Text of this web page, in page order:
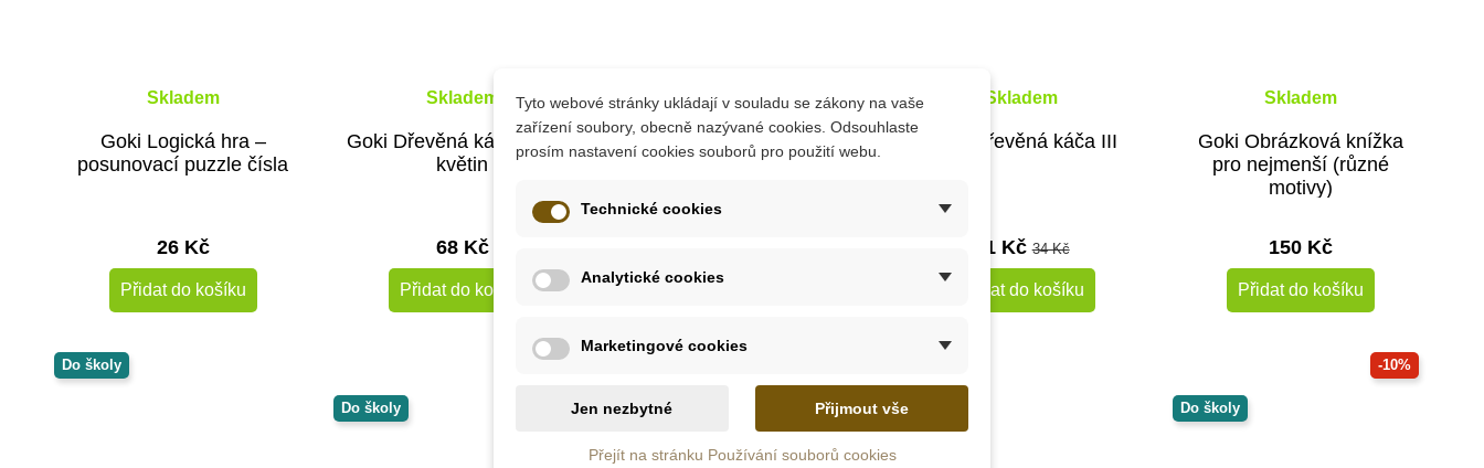
Skladem
Goki Logická hra –
posunovací puzzle čísla
26 Kč
Přidat do košíku
Skladem
Goki Dřevěná káča - lístky
květin
68 Kč
Přidat do košíku
Skladem
Goki Hmatová hra puzzle
Skladem
Goki Dřevěná káča III
31 Kč34 Kč
Přidat do košíku
Skladem
Goki Obrázková knížka
pro nejmenší (různé
motivy)
150 Kč
Přidat do košíku
Do školy -10%
Do školy
-10%
Do školy
Tyto webové stránky ukládají v souladu se zákony na vaše
zařízení soubory, obecně nazývané cookies. Odsouhlaste
prosím nastavení cookies souborů pro použití webu.
Technické cookies
Analytické cookies
Marketingové cookies
Jen nezbytné Přijmout vše
Přejít na stránku Používání souborů cookies